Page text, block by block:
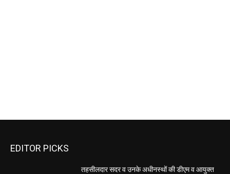
EDITOR PICKS
तहसीलदार सदर व उनके अधीनस्थों की डीएम व आयुक्त